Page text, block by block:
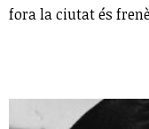
fora la ciutat és